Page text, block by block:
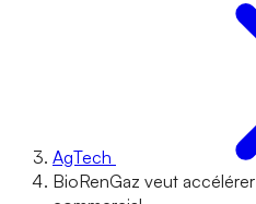
AgTech
BioRenGaz veut